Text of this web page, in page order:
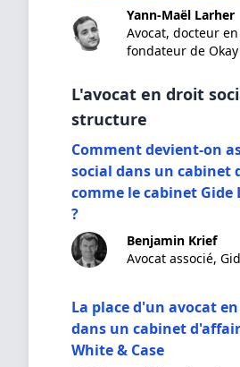
Yann-Maël Larher
Avocat, docteur
fondateur de Okay
L'avocat en droit
structure
Comment devient-on
social dans un cabinet
comme le cabinet Gide
?
Benjamin Krief
Avocat associé,
La place d'un avocat
dans un cabinet
White & Case